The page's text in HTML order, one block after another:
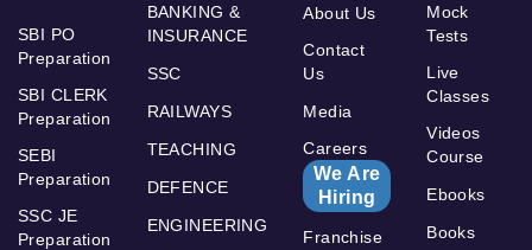
SBI PO
Preparation
SBI CLERK
Preparation
SEBI
Preparation
SSC JE
Preparation
BANKING &
INSURANCE
SSC
RAILWAYS
TEACHING
DEFENCE
ENGINEERING
About Us
Contact
Us
Media
Careers
We Are
Hiring
Franchise
Mock
Tests
Live
Classes
Videos
Course
Ebooks
Books